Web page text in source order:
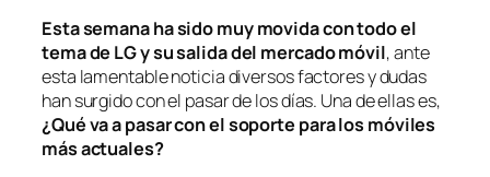
Esta semana ha sido muy movida con todo el
tema de LG y su salida del mercado móvil, ante
esta lamentable noticia diversos factores y dudas
han surgido con el pasar de los días. Una de ellas es,
¿Qué va a pasar con el soporte para los móviles
más actuales?